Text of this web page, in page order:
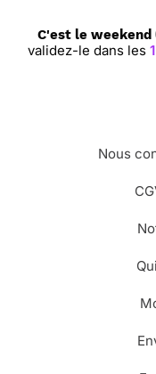
C'est le weekend
validez-le dans les 1
Nous